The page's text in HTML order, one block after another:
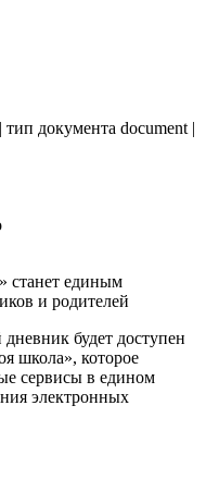
тип документа document |
станет единым
и родителей
будет доступен
школа», которое
сервисы в едином
электронных